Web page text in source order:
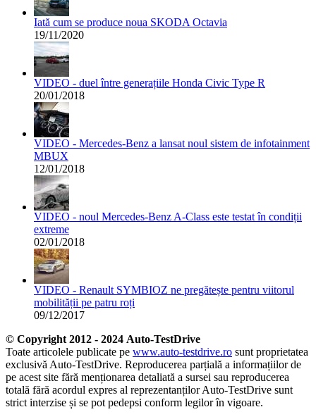
Iată cum se produce noua SKODA Octavia
19/11/2020
VIDEO - duel între generațiile Honda Civic Type R
20/01/2018
VIDEO - Mercedes-Benz a lansat noul sistem de infotainment
MBUX
12/01/2018
VIDEO - noul Mercedes-Benz A-Class este testat în condiții
extreme
02/01/2018
VIDEO - Renault SYMBIOZ ne pregătește pentru viitorul
mobilității pe patru roți
09/12/2017
© Copyright 2012 - 2024 Auto-TestDrive
Toate articolele publicate pe www.auto-testdrive.ro sunt proprietatea
exclusivă Auto-TestDrive. Reproducerea parțială a informațiilor de
pe acest site fără menționarea detaliată a sursei sau reproducerea
totală fără acordul expres al reprezentanților Auto-TestDrive sunt
strict interzise și se pot pedepsi conform legilor în vigoare.